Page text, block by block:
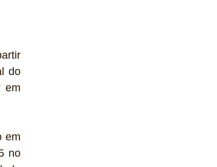
do
em
em
no